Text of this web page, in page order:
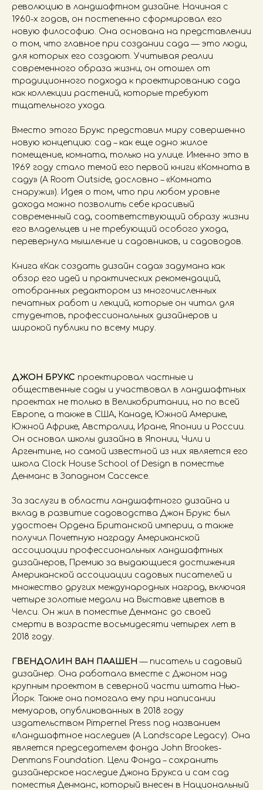
революцию в ландшафтном дизайне. Начиная с
1960-х годов, он постепенно сформировал его
новую философию. Она основана на представлении
о том, что главное при создании сада — это люди,
для которых его создают. Учитывая реалии
современного образа жизни, он отошел от
традиционного подхода к проектированию сада
как коллекции растений, которые требуют
тщательного ухода.
Вместо этого Брукс представил миру совершенно
новую концепцию: сад – как еще одно жилое
помещение, комната, только на улице. Именно это в
1969 году стало темой его первой книги «Комната в
саду» (A Room Outside, дословно – «Комната
снаружи»). Идея о том, что при любом уровне
дохода можно позволить себе красивый
современный сад, соответствующий образу жизни
его владельцев и не требующий особого ухода,
перевернула мышление и садовников, и садоводов.
Книга «Как создать дизайн сада» задумана как
обзор его идей и практических рекомендаций,
отобранных редактором из многочисленных
печатных работ и лекций, которые он читал для
студентов, профессиональных дизайнеров и
широкой публики по всему миру.
ДЖОН БРУКС проектировал частные и
общественные сады и участвовал в ландшафтных
проектах не только в Великобритании, но по всей
Европе, а также в США, Канаде, Южной Америке,
Южной Африке, Австралии, Иране, Японии и России.
Он основал школы дизайна в Японии, Чили и
Аргентине, но самой известной из них является его
школа Clock House School of Design в поместье
Денманс в Западном Сассексе.
За заслуги в области ландшафтного дизайна и
вклад в развитие садоводства Джон Брукс был
удостоен Ордена Британской империи, а также
получил Почетную награду Американской
ассоциации профессиональных ландшафтных
дизайнеров, Премию за выдающиеся достижения
Американской ассоциации садовых писателей и
множество других международных наград, включая
четыре золотые медали на Выставке цветов в
Челси. Он жил в поместье Денманс до своей
смерти в возрасте восьмидесяти четырех лет в
2018 году.
ГВЕНДОЛИН ВАН ПААШЕН — писатель и садовый
дизайнер. Она работала вместе с Джоном над
крупным проектом в северной части штата Нью-
Йорк. Также она помогала ему при написании
мемуаров, опубликованных в 2018 году
издательством Pimpernel Press под названием
«Ландшафтное наследие» (A Landscape Legacy). Она
является председателем фонда John Brookes-
Denmans Foundation. Цели Фонда – сохранить
дизайнерское наследие Джона Брукса и сам сад
поместья Денманс, который внесен в Национальный